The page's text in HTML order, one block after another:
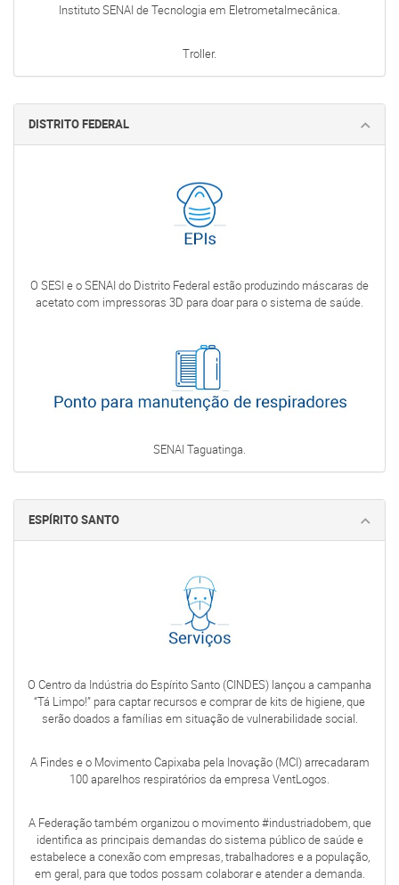
Instituto SENAI de Tecnologia em Eletrometalmecânica.
Troller.
DISTRITO FEDERAL
O SESI e o SENAI do Distrito Federal estão produzindo máscaras de
acetato com impressoras 3D para doar para o sistema de saúde.
SENAI Taguatinga.
ESPÍRITO SANTO
O Centro da Indústria do Espírito Santo (CINDES) lançou a campanha
“Tá Limpo!” para captar recursos e comprar de kits de higiene, que
serão doados a famílias em situação de vulnerabilidade social.
A Findes e o Movimento Capixaba pela Inovação (MCI) arrecadaram
100 aparelhos respiratórios da empresa VentLogos.
A Federação também organizou o movimento #industriadobem, que
identifica as principais demandas do sistema público de saúde e
estabelece a conexão com empresas, trabalhadores e a população,
em geral, para que todos possam colaborar e atender a demanda.